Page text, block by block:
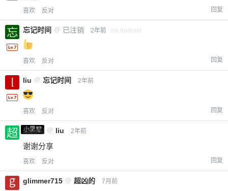
喜欢 反对 回复
忘记时间 @ 已注销 2年前 via Android
喜欢 反对 回复
liu @ 忘记时间 2年前
喜欢 反对 回复
小黑屋
超凶的 @ liu 2年前
谢谢分享
喜欢 反对 回复
glimmer715 @ 超凶的 7月前